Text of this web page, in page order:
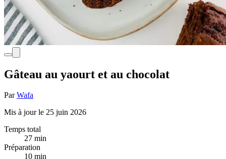
Gâteau au yaourt et au chocolat
ParWafa
Mis à jour le 25 juin 2026
Temps total
27 min
Préparation
10 min